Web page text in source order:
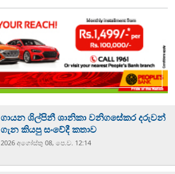
ගායන ශිල්පිනී ශානිකා වනිගසේකර දරුවන්
ගැන කියපු සංවේදී කතාව
2026 අගෝස්‍තු 08, පෙ.ව. 12:14